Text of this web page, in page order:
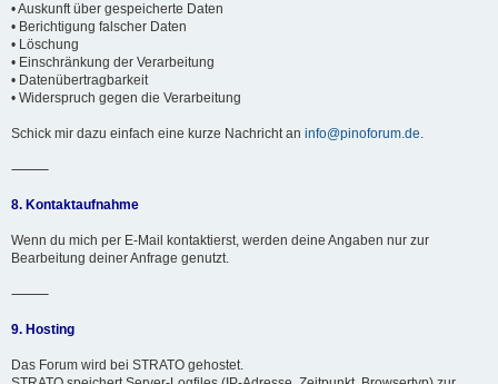
• Auskunft über gespeicherte Daten
• Berichtigung falscher Daten
• Löschung
• Einschränkung der Verarbeitung
• Datenübertragbarkeit
• Widerspruch gegen die Verarbeitung
Schick mir dazu einfach eine kurze Nachricht an info@pinoforum.de.
⸻
8. Kontaktaufnahme
Wenn du mich per E-Mail kontaktierst, werden deine Angaben nur zur
Bearbeitung deiner Anfrage genutzt.
⸻
9. Hosting
Das Forum wird bei STRATO gehostet.